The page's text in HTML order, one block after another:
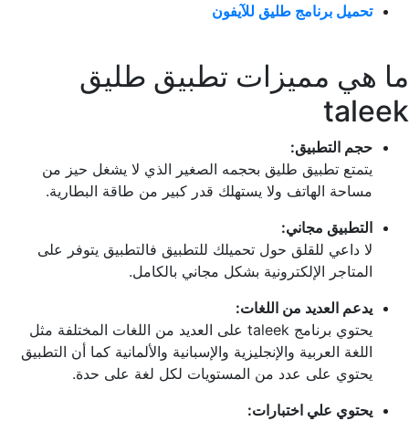
تحميل برنامج طليق للآيفون
ما هي مميزات تطبيق طليق
taleek
حجم التطبيق:
يتمتع تطبيق طليق بحجمه الصغير الذي لا يشغل حيز من
مساحة الهاتف ولا يستهلك قدر كبير من طاقة البطارية.
التطبيق مجاني:
لا داعي للقلق حول تحميلك للتطبيق فالتطبيق يتوفر على
المتاجر الإلكترونية بشكل مجاني بالكامل.
يدعم العديد من اللغات:
يحتوي برنامج taleek على العديد من اللغات المختلفة مثل
اللغة العربية والإنجليزية والإسبانية والألمانية كما أن التطبيق
يحتوي على عدد من المستويات لكل لغة على حدة.
يحتوي علي اختبارات: